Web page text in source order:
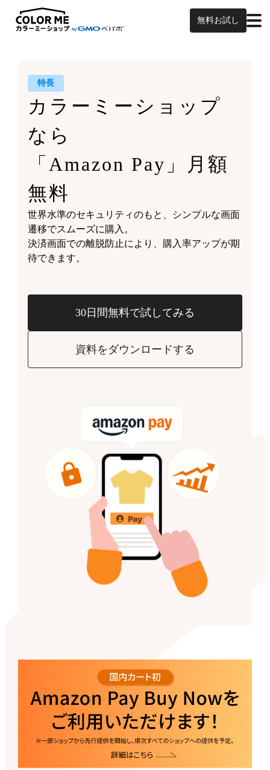
無料お試し
特長
カラーミーショップ
なら
「Amazon Pay」月額
無料
世界水準のセキュリティのもと、シンプルな画面
遷移でスムーズに購入。
決済画面での離脱防止により、購入率アップが期
待できます。
30日間無料で試してみる
資料をダウンロードする